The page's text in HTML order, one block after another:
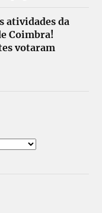
atividades da
Coimbra!
votaram